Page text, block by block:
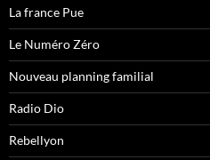
La france Pue
Le Numéro Zéro
Nouveau planning familial
Radio Dio
Rebellyon